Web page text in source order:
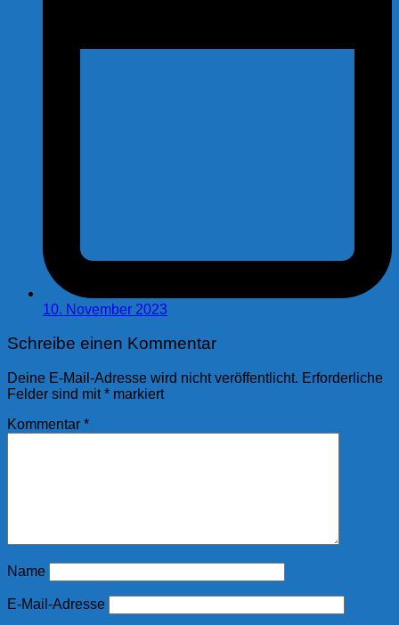
10. November 2023
Schreibe einen Kommentar
Deine E-Mail-Adresse wird nicht veröffentlicht. Erforderliche
Felder sind mit* markiert
Kommentar *
Name
E-Mail-Adresse